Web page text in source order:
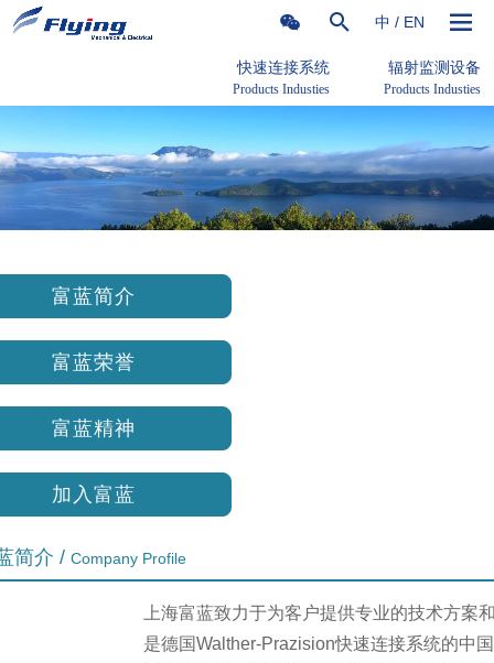
中 / EN
快速连接系统
Products Industies
辐射监测设备
Products Industies
富蓝简介
富蓝荣誉
富蓝精神
加入富蓝
简介 / Company Profile
上海富蓝致力于为客户提供专业的技术方
是德国Walther-Prazision快速连接系统的中